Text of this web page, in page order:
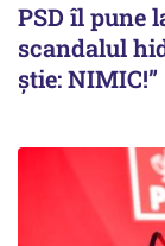
PSD îl pune
scandalul
știe: NIMIC!”